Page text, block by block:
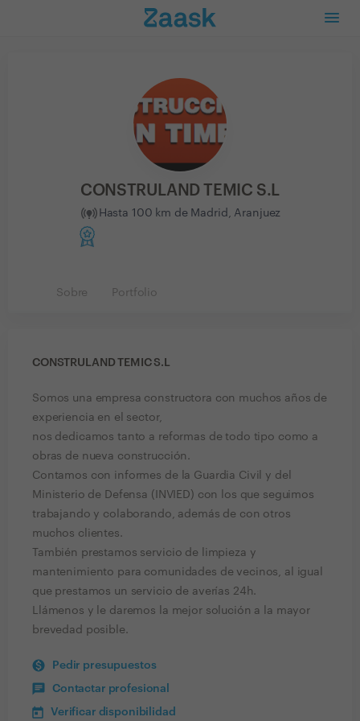
CONSTRULAND TEMIC S.L
Hasta 100 km de Madrid, Aranjuez
Sobre Portfolio
CONSTRULAND TEMIC S.L
Somos una empresa constructora con muchos años de
experiencia en el sector,
nos dedicamos tanto a reformas de todo tipo como a
obras de nueva construcción.
Contamos con informes de la Guardia Civil y del
Ministerio de Defensa (INVIED) con los que seguimos
trabajando y colaborando, además de con otros
muchos clientes.
También prestamos servicio de limpieza y
mantenimiento para comunidades de vecinos, al igual
que prestamos un servicio de averías 24h.
Llámenos y le daremos la mejor solución a la mayor
brevedad posible.
Pedir presupuestos
Contactar profesional
Verificar disponibilidad